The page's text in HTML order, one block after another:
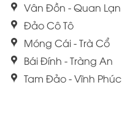
Vân Đồn - Quan Lạn
Đảo Cô Tô
Móng Cái - Trà Cổ
Bái Đính - Tràng An
Tam Đảo - Vĩnh Phúc